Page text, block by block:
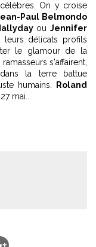
On y croise
Paul Belmondo
ou Jennifer
leurs délicats profils
le glamour de la
s'affairent,
la terre battue
humains.
Roland
mai...